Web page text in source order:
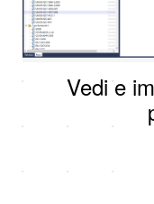
Vedi e